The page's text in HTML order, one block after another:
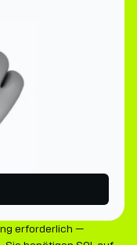
erforderlich —